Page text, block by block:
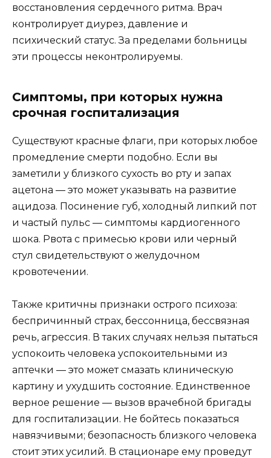
восстановления сердечного ритма. Врач
контролирует диурез, давление и
психический статус. За пределами больницы
эти процессы неконтролируемы.
Симптомы, при которых нужна
срочная госпитализация
Существуют красные флаги, при которых любое
промедление смерти подобно. Если вы
заметили у близкого сухость во рту и запах
ацетона — это может указывать на развитие
ацидоза. Посинение губ, холодный липкий пот
и частый пульс — симптомы кардиогенного
шока. Рвота с примесью крови или черный
стул свидетельствуют о желудочном
кровотечении.
Также критичны признаки острого психоза:
беспричинный страх, бессонница, бессвязная
речь, агрессия. В таких случаях нельзя пытаться
успокоить человека успокоительными из
аптечки — это может смазать клиническую
картину и ухудшить состояние. Единственное
верное решение — вызов врачебной бригады
для госпитализации. Не бойтесь показаться
навязчивыми; безопасность близкого человека
стоит этих усилий. В стационаре ему проведут